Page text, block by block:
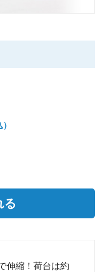
伸縮！荷台は約